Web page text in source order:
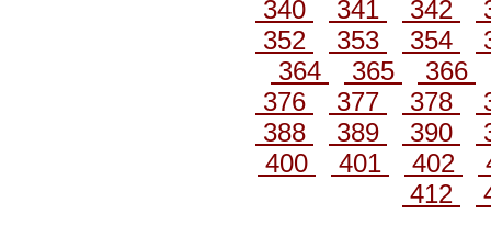
340
341 342
352
353 354
364
365
366
376
377 378
388
389 390
400
401 402
412